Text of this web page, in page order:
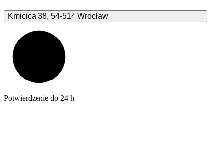
Kmicica 38, 54-514 Wrocław
Potwierdzenie do 24 h